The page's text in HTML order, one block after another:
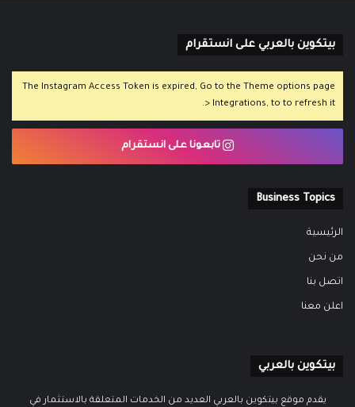
بيتكوين بالعربي على انستقرام
The Instagram Access Token is expired, Go to the Theme options page
> Integrations, to to refresh it.
تابعونا على انستقرام
Business Topics
الرئيسية
من نحن
اتصل بنا
اعلن معنا
بيتكوين بالعربي
يقدم موقع بيتكوين بالعربي العديد من الخدمات المتعلقة بالاستثمار في